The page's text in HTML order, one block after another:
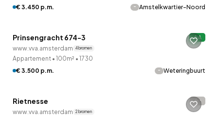
€ 3.450 p.m. - Amstelkwartier-Noord
8 uur geleden ontdekt
QUICKLANE™
Prinsengracht 674-3 A
www.vva.amsterdam 4 bronnen
Appartement • 100m² • 1730
€ 3.500 p.m.
- Weteringbuurt
8 uur geleden ontdekt
Rietnesse -
www.vva.amsterdam 2 bronnen